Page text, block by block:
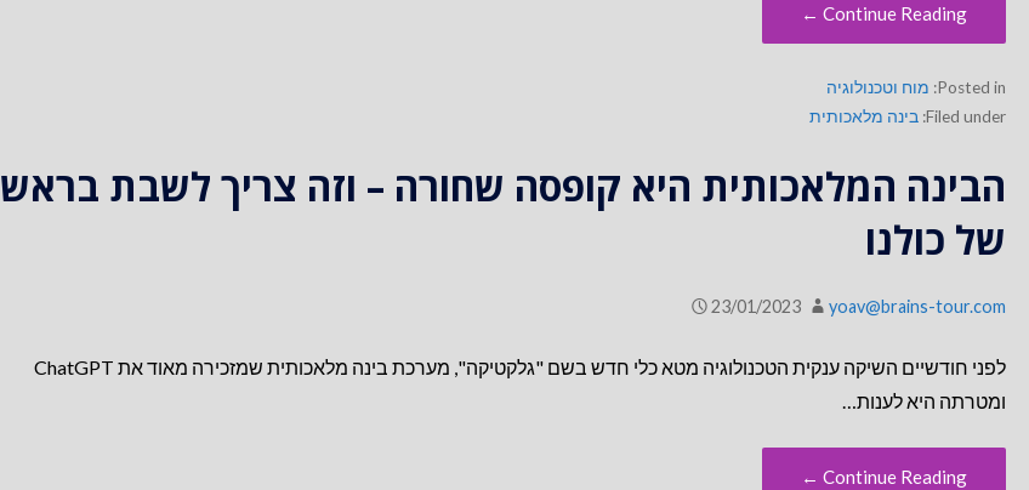
Continue Reading ←
Posted in: מוח וטכנולוגיה
Filed under: בינה מלאכותית
הבינה המלאכותית היא קופסה שחורה – וזה צריך לשבת בראש
של כולנו
23/01/2023 yoav@brains-tour.com
לפני חודשיים השיקה ענקית הטכנולוגיה מטא כלי חדש בשם "גלקטיקה", מערכת בינה מלאכותית שמזכירה מאוד את ChatGPT
ומטרתה היא לענות…
Continue Reading ←